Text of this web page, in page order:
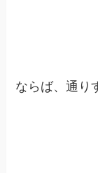
ならば、通り